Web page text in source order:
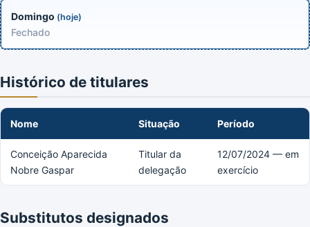
Domingo (hoje)
Fechado
Histórico de titulares
Nome Situação Período
Conceição Aparecida
Nobre Gaspar
Titular da
delegação
12/07/2024 — em
exercício
Substitutos designados